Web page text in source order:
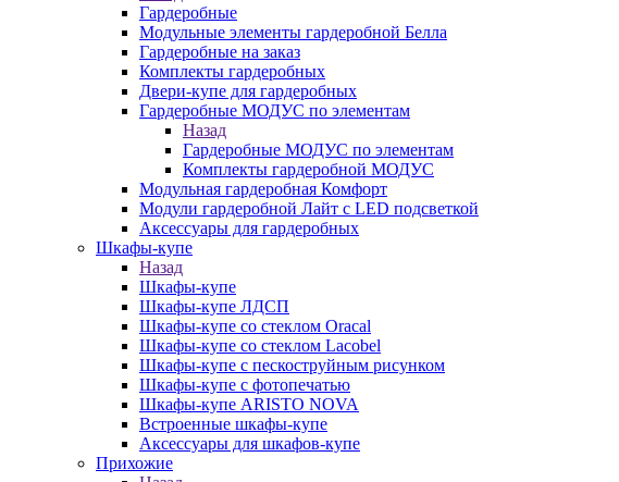
Гардеробные
Модульные элементы гардеробной Белла
Гардеробные на заказ
Комплекты гардеробных
Двери-купе для гардеробных
Гардеробные МОДУС по элементам
Назад
Гардеробные МОДУС по элементам
Комплекты гардеробной МОДУС
Модульная гардеробная Комфорт
Модули гардеробной Лайт с LED подсветкой
Аксессуары для гардеробных
Шкафы-купе
Назад
Шкафы-купе
Шкафы-купе ЛДСП
Шкафы-купе со стеклом Oracal
Шкафы-купе со стеклом Lacobel
Шкафы-купе с пескоструйным рисунком
Шкафы-купе с фотопечатью
Шкафы-купе ARISTO NOVA
Встроенные шкафы-купе
Аксессуары для шкафов-купе
Прихожие